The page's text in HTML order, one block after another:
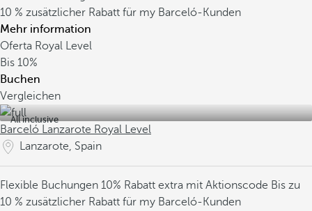
10 % zusätzlicher Rabatt für my Barceló-Kunden
Mehr information
Oferta Royal Level
Bis 10%
Buchen
Vergleichen
All inclusive
Barceló Lanzarote Royal Level
Lanzarote, Spain
Flexible Buchungen 10% Rabatt extra mit Aktionscode Bis zu
10 % zusätzlicher Rabatt für my Barceló-Kunden